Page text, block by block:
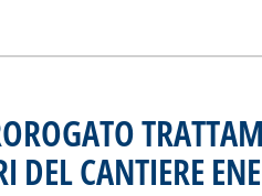
DEL CANTIERE